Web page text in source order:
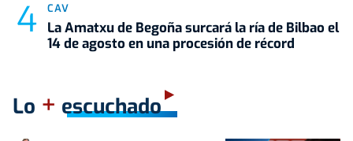
CAV
La Amatxu de Begoña surcará la ría de Bilbao el
14 de agosto en una procesión de récord
Lo + escuchado